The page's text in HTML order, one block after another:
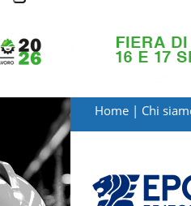
LIBRI
MATERIALI
PER
IL
FORMATORE
Home | Chi